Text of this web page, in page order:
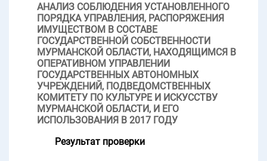
АНАЛИЗ СОБЛЮДЕНИЯ УСТАНОВЛЕННОГО
ПОРЯДКА УПРАВЛЕНИЯ, РАСПОРЯЖЕНИЯ
ИМУЩЕСТВОМ В СОСТАВЕ
ГОСУДАРСТВЕННОЙ СОБСТВЕННОСТИ
МУРМАНСКОЙ ОБЛАСТИ, НАХОДЯЩИМСЯ В
ОПЕРАТИВНОМ УПРАВЛЕНИИ
ГОСУДАРСТВЕННЫХ АВТОНОМНЫХ
УЧРЕЖДЕНИЙ, ПОДВЕДОМСТВЕННЫХ
КОМИТЕТУ ПО КУЛЬТУРЕ И ИСКУССТВУ
МУРМАНСКОЙ ОБЛАСТИ, И ЕГО
ИСПОЛЬЗОВАНИЯ В 2017 ГОДУ
Результат проверки